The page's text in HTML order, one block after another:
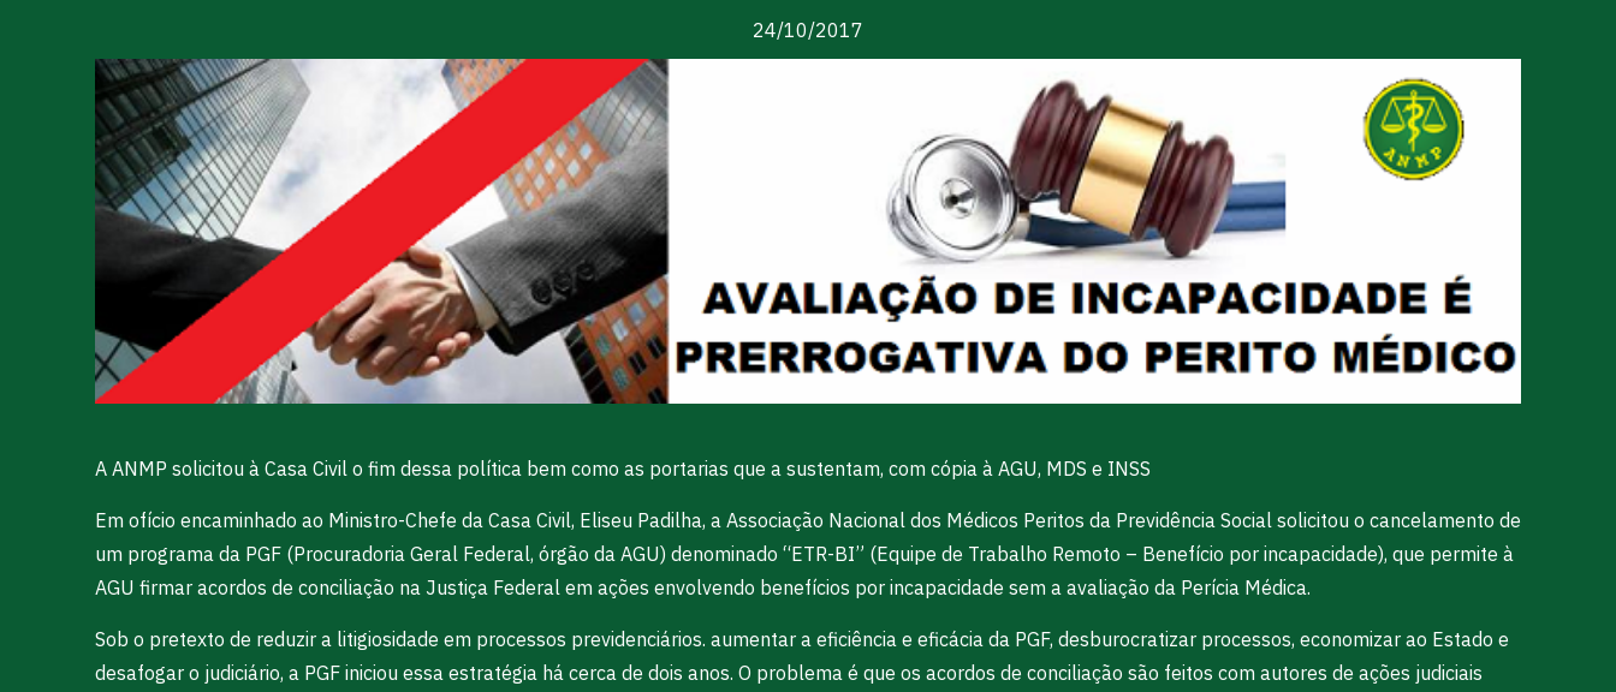
24/10/2017
A ANMP solicitou à Casa Civil o fim dessa política bem como as portarias que a sustentam, com cópia à AGU, MDS e INSS
Em ofício encaminhado ao Ministro-Chefe da Casa Civil, Eliseu Padilha, a Associação Nacional dos Médicos Peritos da Previdência Social solicitou o cancelamento de
um programa da PGF (Procuradoria Geral Federal, órgão da AGU) denominado “ETR-BI” (Equipe de Trabalho Remoto – Benefício por incapacidade), que permite à
AGU firmar acordos de conciliação na Justiça Federal em ações envolvendo benefícios por incapacidade sem a avaliação da Perícia Médica.
Sob o pretexto de reduzir a litigiosidade em processos previdenciários. aumentar a eficiência e eficácia da PGF, desburocratizar processos, economizar ao Estado e
desafogar o judiciário, a PGF iniciou essa estratégia há cerca de dois anos. O problema é que os acordos de conciliação são feitos com autores de ações judiciais